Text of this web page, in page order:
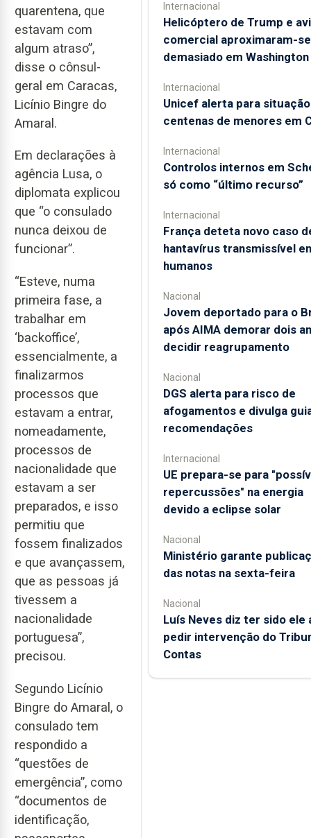
quarentena, que
estavam com
algum atraso”,
disse o cônsul-
geral em Caracas,
Licínio Bingre do
Amaral.
Em declarações à
agência Lusa, o
diplomata explicou
que “o consulado
nunca deixou de
funcionar”.
“Esteve, numa
primeira fase, a
trabalhar em
‘backoffice’,
essencialmente, a
finalizarmos
processos que
estavam a entrar,
nomeadamente,
processos de
nacionalidade que
estavam a ser
preparados, e isso
permitiu que
fossem finalizados
e que avançassem,
que as pessoas já
tivessem a
nacionalidade
portuguesa”,
precisou.
Segundo Licínio
Bingre do Amaral, o
consulado tem
respondido a
“questões de
emergência”, como
“documentos de
identificação,
Internacional
Helicóptero de Trump e
comercial aproximaram-se
demasiado em Washington
Internacional
Unicef alerta para
centenas de menores em
Internacional
Controlos internos em
só como “último recurso”
Internacional
França deteta novo caso
hantavírus transmissível
humanos
Nacional
Jovem deportado para o
após AIMA demorar dois
decidir reagrupamento
Nacional
DGS alerta para risco de
afogamentos e divulga
recomendações
Internacional
UE prepara-se para
repercussões" na energia
devido a eclipse solar
Nacional
Ministério garante
das notas na sexta-feira
Nacional
Luís Neves diz ter sido ele
pedir intervenção do
Contas